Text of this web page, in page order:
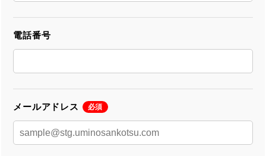
電話番号
メールアドレス 必須